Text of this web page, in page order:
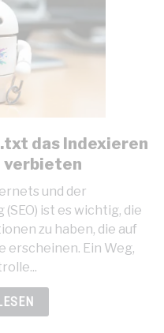
das Indexieren
verbieten
und der
ist es wichtig, die
zu haben, die auf
erscheinen. Ein Weg,